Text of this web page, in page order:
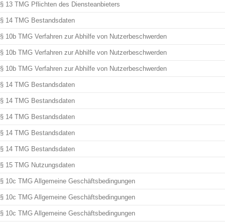
§ 13 TMG Pflichten des Diensteanbieters
§ 14 TMG Bestandsdaten
§ 10b TMG Verfahren zur Abhilfe von Nutzerbeschwerden
§ 10b TMG Verfahren zur Abhilfe von Nutzerbeschwerden
§ 10b TMG Verfahren zur Abhilfe von Nutzerbeschwerden
§ 14 TMG Bestandsdaten
§ 14 TMG Bestandsdaten
§ 14 TMG Bestandsdaten
§ 14 TMG Bestandsdaten
§ 14 TMG Bestandsdaten
§ 15 TMG Nutzungsdaten
§ 10c TMG Allgemeine Geschäftsbedingungen
§ 10c TMG Allgemeine Geschäftsbedingungen
§ 10c TMG Allgemeine Geschäftsbedingungen